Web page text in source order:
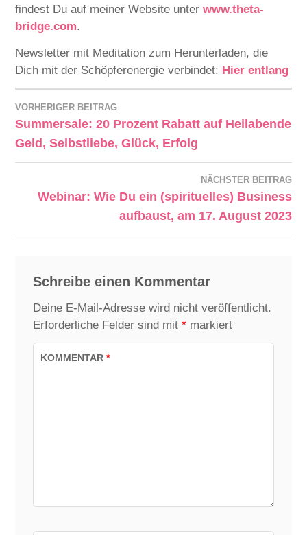
findest Du auf meiner Website unter⁠⁠⁠⁠⁠⁠⁠⁠⁠www.theta-
bridge.com⁠⁠⁠⁠⁠⁠⁠⁠⁠.
Newsletter mit Meditation zum Herunterladen, die
Dich mit der Schöpferenergie verbindet: ⁠⁠⁠⁠⁠⁠⁠⁠⁠Hier entlang⁠
VORHERIGER BEITRAG
Summersale: 20 Prozent Rabatt auf Heilabende
Geld, Selbstliebe, Glück, Erfolg
NÄCHSTER BEITRAG
Webinar: Wie Du ein (spirituelles) Business
aufbaust, am 17. August 2023
Schreibe einen Kommentar
Deine E-Mail-Adresse wird nicht veröffentlicht.
Erforderliche Felder sind mit *markiert
KOMMENTAR*